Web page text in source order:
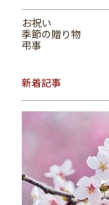
お祝い
季節の贈り物
弔事
新着記事